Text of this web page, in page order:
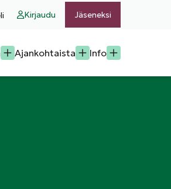
Kirjaudu Jäseneksi
Ajankohtaista Info